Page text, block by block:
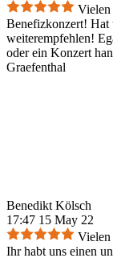
Vielen
Benefizkonzert! Hat
weiterempfehlen!
oder ein Konzert
Graefenthal
Benedikt Kölsch
17:47 15 May 22
Vielen
Ihr habt uns einen